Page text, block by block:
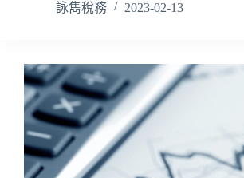
詠雋稅務
2023-02-13